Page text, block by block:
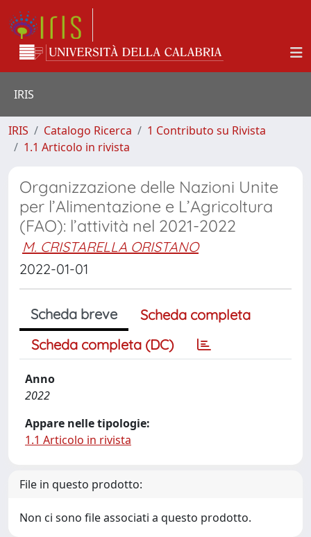
IRIS
IRIS Catalogo Ricerca
1 Contributo su Rivista
1.1 Articolo in rivista
Organizzazione delle Nazioni Unite
per l’Alimentazione e L’Agricoltura
(FAO): l’attività nel 2021-2022
M. CRISTARELLA ORISTANO
2022-01-01
Scheda breve
Scheda completa
Scheda completa (DC)
Anno
2022
Appare nelle tipologie:
1.1 Articolo in rivista
File in questo prodotto:
Non ci sono file associati a questo prodotto.